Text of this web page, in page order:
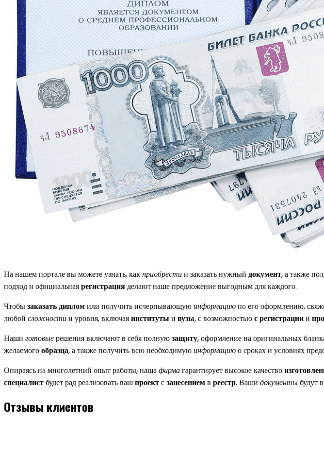
На нашем портале вы можете узнать, какприобрестии заказать нужный документ, а также
подход и официальнаярегистрацияделают наше предложение выгодным для каждого.
Чтобызаказатьдипломили получить исчерпывающуюинформациюпо его оформлению,
любой сложностии уровня, включаяинституты и вузы, с возможностьюс регистрациии
Наши готовыерешения включают в себя полнуюзащиту, оформление на оригинальных
желаемогообразца, а также получить всю необходимуюинформациюо сроках и условиях
Опираясь на многолетний опыт работы, нашафирмагарантирует высокое качество
специалистбудет рад реализовать вашпроектсзанесениемв реестр. Ваши документыбудут
Отзывы клиентов